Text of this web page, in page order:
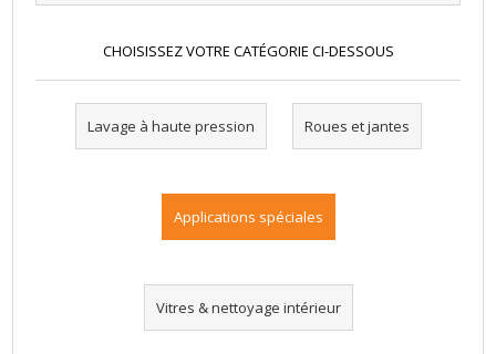
CHOISISSEZ VOTRE CATÉGORIE CI-DESSOUS
Lavage à haute pression Roues et jantes
Applications spéciales
Vitres & nettoyage intérieur